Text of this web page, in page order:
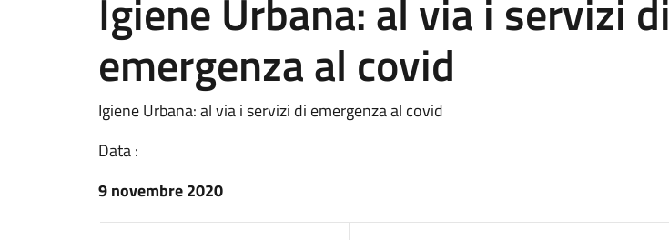
Igiene Urbana: al via i servizi di
emergenza al covid
Igiene Urbana: al via i servizi di emergenza al covid
Data :
9 novembre 2020